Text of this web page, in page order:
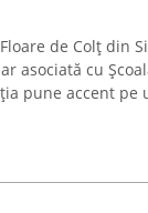
de Colț din
asociată cu
pune accent